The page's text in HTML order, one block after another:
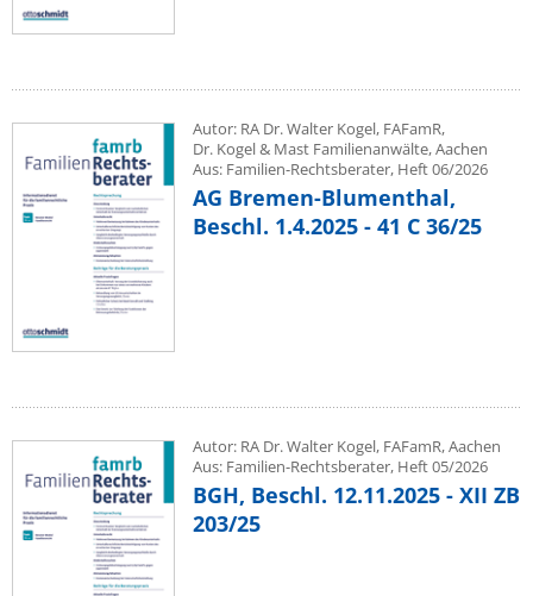
Autor: RA Dr. Walter Kogel, FAFamR,
Dr. Kogel & Mast Familienanwälte, Aachen
Aus: Familien-Rechtsberater, Heft 06/2026
AG Bremen-Blumenthal,
Beschl. 1.4.2025 - 41 C 36/25
Autor: RA Dr. Walter Kogel, FAFamR, Aachen
Aus: Familien-Rechtsberater, Heft 05/2026
BGH, Beschl. 12.11.2025 - XII ZB
203/25